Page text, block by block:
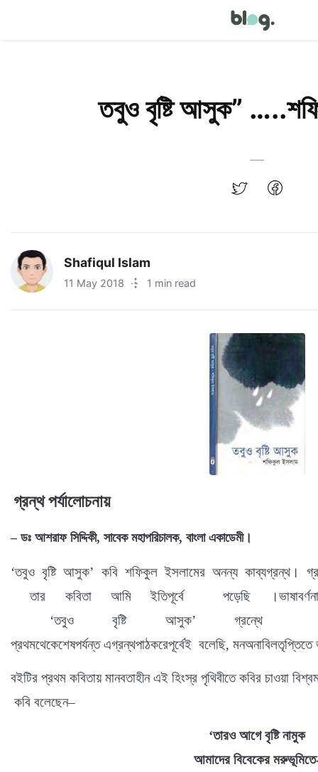
তবুও বৃষ্টি আসুক”
Shafiqul Islam
11 May 2018 · 1 min read
গ্রন্থ পর্যালোচনায়
– ডঃ আশরাফ সিদ্দিকী, সাবেক মহাপরিচালক, বাংলা একাডেমী।
‘তবুও বৃষ্টি আসুক’ কবি শফিকুল ইসলামের অনন্য কাব্যগ্রন্থ।
তার কবিতা আমি ইতিপূর্বে
পড়েছি ।
‘তবুও বৃষ্টি আসুক’ গ্রন্থে
প্রথমথেকেশেষপর্যন্ত এগ্রন্থপাঠকরেপূর্বেই বলেছি, মনঅনাবিলতৃপ্তিতে
বইটির প্রথম কবিতায় মানবতাহীন এই হিংস্র পৃথিবীতে কবির চাওয়া
কবি বলেছেন–
‘তারও আগে বৃষ্টি নামুক
আমাদের বিবেকের মরুভূমিতে